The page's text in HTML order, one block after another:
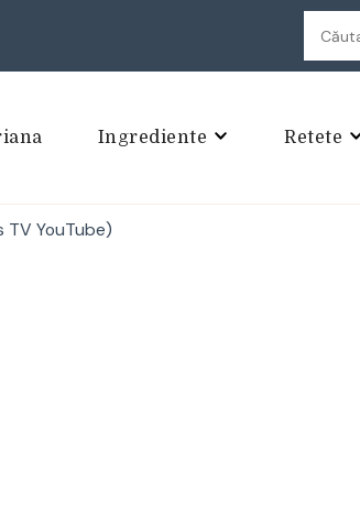
Caută
după:
Ingrediente Retete
TV YouTube)